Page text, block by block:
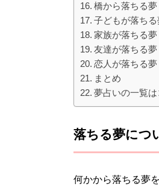
橋から落ちる夢
子どもが落ちる
家族が落ちる夢
友達が落ちる夢
恋人が落ちる夢
まとめ
夢占いの一覧
落ちる夢につ
何かから落ちる夢